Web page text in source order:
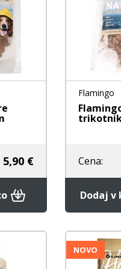
Kozmetika
Vrečke za
Stranišča in
5,90 €
Flamingo
Cena:
Dodaj v
NOVO